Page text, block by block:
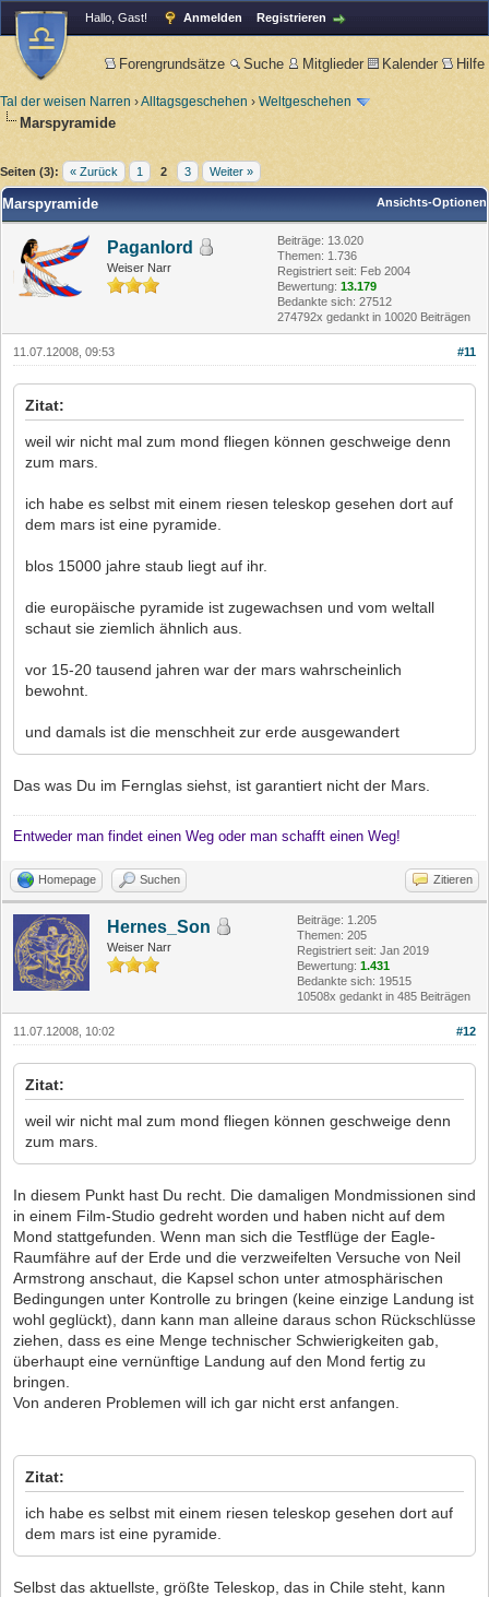
Hallo, Gast! Anmelden Registrieren
Forengrundsätze Suche Mitglieder Kalender Hilfe
Tal der weisen Narren ›Alltagsgeschehen › Weltgeschehen
Marspyramide
Seiten (3): « Zurück 1 2 3 Weiter »
Ansichts-Optionen
Marspyramide
Paganlord
Weiser Narr
Beiträge: 13.020
Themen: 1.736
Registriert seit: Feb 2004
Bewertung: 13.179
Bedankte sich: 27512
274792x gedankt in 10020 Beiträgen
#11
11.07.12008, 09:53
Zitat:
weil wir nicht mal zum mond fliegen können geschweige denn
zum mars.
ich habe es selbst mit einem riesen teleskop gesehen dort auf
dem mars ist eine pyramide.
blos 15000 jahre staub liegt auf ihr.
die europäische pyramide ist zugewachsen und vom weltall
schaut sie ziemlich ähnlich aus.
vor 15-20 tausend jahren war der mars wahrscheinlich
bewohnt.
und damals ist die menschheit zur erde ausgewandert
Das was Du im Fernglas siehst, ist garantiert nicht der Mars.
Entweder man findet einen Weg oder man schafft einen Weg!
Homepage Suchen Zitieren
Hernes_Son
Weiser Narr
Beiträge: 1.205
Themen: 205
Registriert seit: Jan 2019
Bewertung: 1.431
Bedankte sich: 19515
10508x gedankt in 485 Beiträgen
#12
11.07.12008, 10:02
Zitat:
weil wir nicht mal zum mond fliegen können geschweige denn
zum mars.
In diesem Punkt hast Du recht. Die damaligen Mondmissionen sind
in einem Film-Studio gedreht worden und haben nicht auf dem
Mond stattgefunden. Wenn man sich die Testflüge der Eagle-
Raumfähre auf der Erde und die verzweifelten Versuche von Neil
Armstrong anschaut, die Kapsel schon unter atmosphärischen
Bedingungen unter Kontrolle zu bringen (keine einzige Landung ist
wohl geglückt), dann kann man alleine daraus schon Rückschlüsse
ziehen, dass es eine Menge technischer Schwierigkeiten gab,
überhaupt eine vernünftige Landung auf den Mond fertig zu
bringen.
Von anderen Problemen will ich gar nicht erst anfangen.
Zitat:
ich habe es selbst mit einem riesen teleskop gesehen dort auf
dem mars ist eine pyramide.
Selbst das aktuellste, größte Teleskop, das in Chile steht, kann